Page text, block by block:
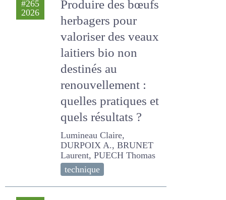
#265
2026
Produire des
bœufs herbagers
pour valoriser des
veaux laitiers bio
non destinés au
renouvellement :
quelles pratiques
et quels résultats ?
Lumineau Claire, DURPOIX
A., BRUNET Laurent, PUECH
Thomas
technique